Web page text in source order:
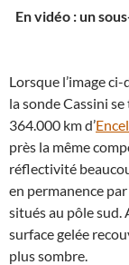
En vidéo : un
Lorsque l’image
la sonde Cassini
364.000 km d’
près la même
réflectivité
en permanence
situés au pôle sud.
surface gelée
plus sombre.